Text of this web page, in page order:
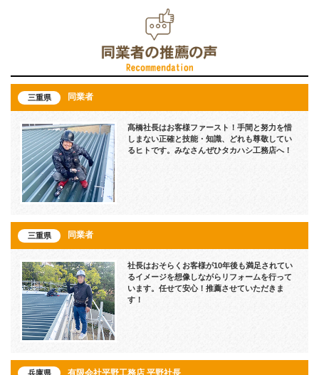
三重県 同業者
髙橋社長はお客様ファースト！手間と努力を惜
しまない正確と技能・知識、どれも尊敬してい
るヒトです。みなさんぜひタカハシ工務店へ！
三重県 同業者
社長はおそらくお客様が10年後も満足されてい
るイメージを想像しながらリフォームを行って
います。任せて安心！推薦させていただきま
す！
兵庫県 有限会社平野工務店 平野社長